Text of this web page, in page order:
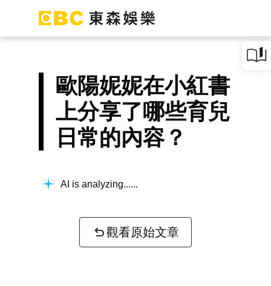
歐陽妮妮在小紅書
上分享了哪些育兒
日常的內容？
AI is analyzing...
觀看原始文章